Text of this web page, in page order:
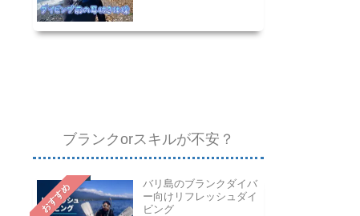
ブランクorスキルが不安？
おすすめ
バリ島のブランクダイバ
ー向けリフレッシュダイ
ビング